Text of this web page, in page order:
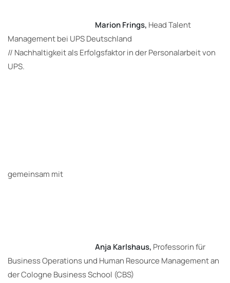
Marion Frings, Head Talent
Management bei UPS Deutschland
// Nachhaltigkeit als Erfolgsfaktor in der Personalarbeit von
UPS.
gemeinsam mit
Anja Karlshaus, Professorin für
Business Operations und Human Resource Management an
der Cologne Business School (CBS)